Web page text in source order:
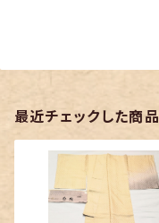
最近チェックした商品